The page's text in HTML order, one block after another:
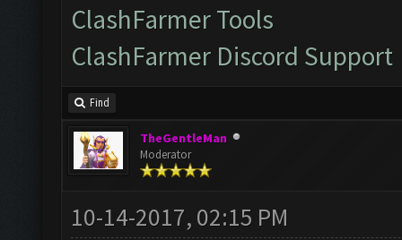
ClashFarmer Tools
ClashFarmer Discord Support
Find
TheGentleMan
Moderator
10-14-2017, 02:15 PM